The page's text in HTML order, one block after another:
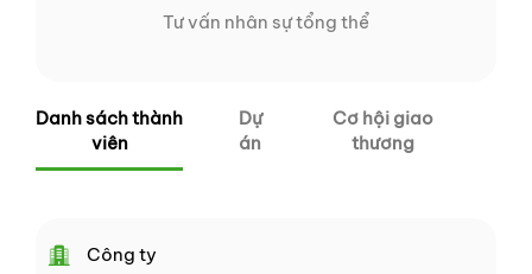
Tư vấn nhân sự tổng thể
Danh sách thành
viên
Dự
án
Cơ hội giao
thương
Công ty